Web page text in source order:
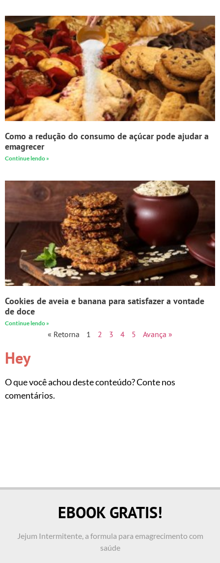
Como a redução do consumo de açúcar pode ajudar a
emagrecer
Continue lendo »
Cookies de aveia e banana para satisfazer a vontade
de doce
Continue lendo »
« Retorna 1 2 3 4 5 Avança »
Hey
O que você achou deste conteúdo? Conte nos
comentários.
EBOOK GRATIS!
Jejum Intermitente, a formula para emagrecimento com
saúde